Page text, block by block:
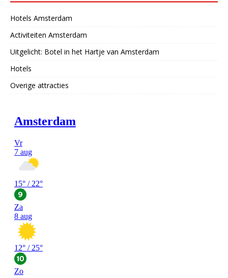
Hotels Amsterdam
Activiteiten Amsterdam
Uitgelicht: Botel in het Hartje van Amsterdam
Hotels
Overige attracties